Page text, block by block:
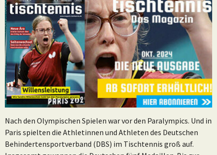
Nach den Olympischen Spielen war vor den Paralympics. Und in
Paris spielten die Athletinnen und Athleten des Deutschen
Behindertensportverband (DBS) im Tischtennis groß auf.